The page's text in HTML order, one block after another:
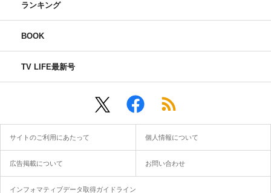
ランキング
BOOK
TV LIFE最新号
サイトのご利用にあたって 個人情報について
広告掲載について お問い合わせ
インフォマティブデータ取得ガイドライン